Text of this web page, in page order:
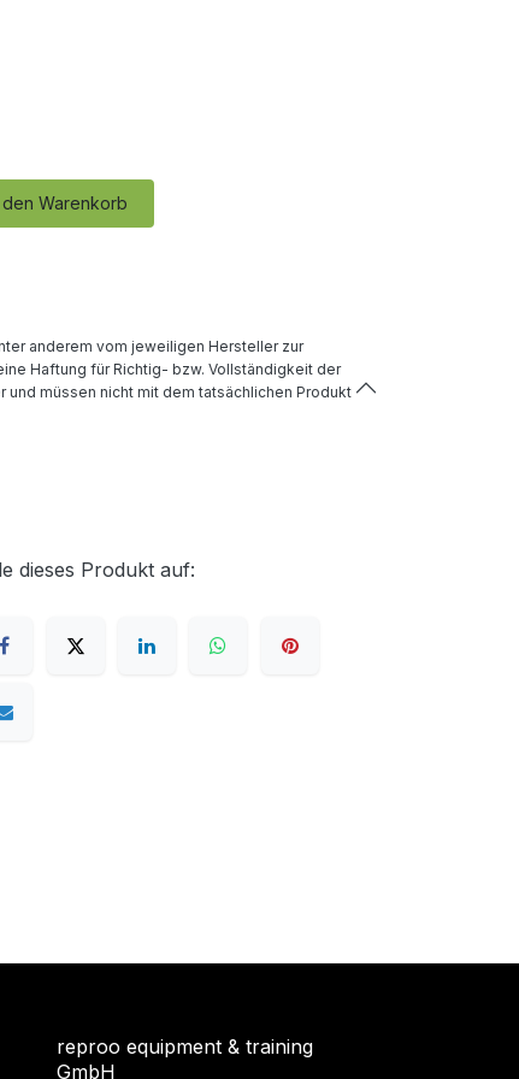
den Warenkorb
anderem vom jeweiligen Hersteller zur
Haftung für Richtig- bzw. Vollständigkeit der
müssen nicht mit dem tatsächlichen Produkt
dieses Produkt auf:
reproo equipment & training
GmbH